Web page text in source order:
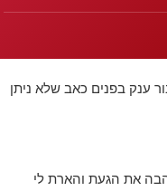
ענק בפנים כאב שלא ניתן
את הגעת והארת לי